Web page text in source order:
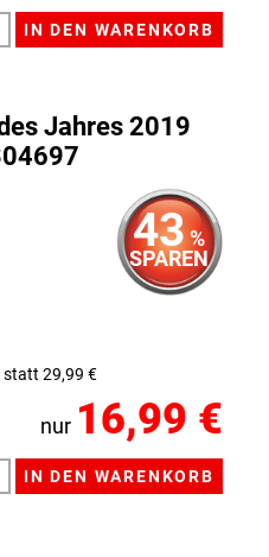
Jahres 2019
43 %
SPAREN
statt 29,99 €
nur 16,99 €